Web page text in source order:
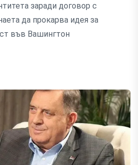
заради договор с
да прокарва идея за
във Вашингтон